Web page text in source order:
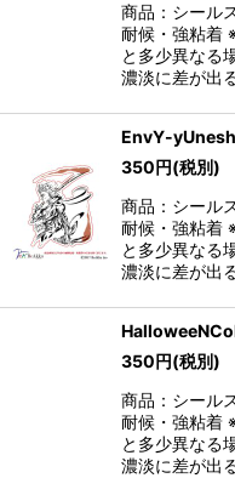
商品：シール
耐候・強粘着
と多少異なる
濃淡に差が出
EnvY-
350円(税別)
商品：シール
耐候・強粘着
と多少異なる
濃淡に差が出
350円(税別)
商品：シール
耐候・強粘着
と多少異なる
濃淡に差が出